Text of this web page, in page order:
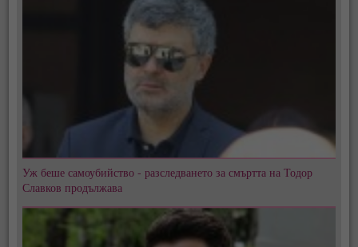
Уж беше самоубийство - разследването за смъртта на Тодор
Славков продължава